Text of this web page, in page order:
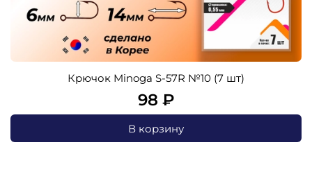
Крючок Minoga S-57R №10 (7 шт)
98 ₽
В корзину